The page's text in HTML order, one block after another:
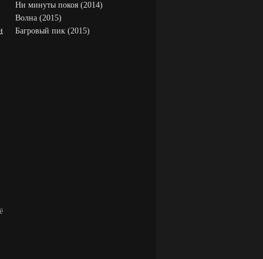
Ни минуты покоя (2014)
Волна (2015)
Багровый пик (2015)